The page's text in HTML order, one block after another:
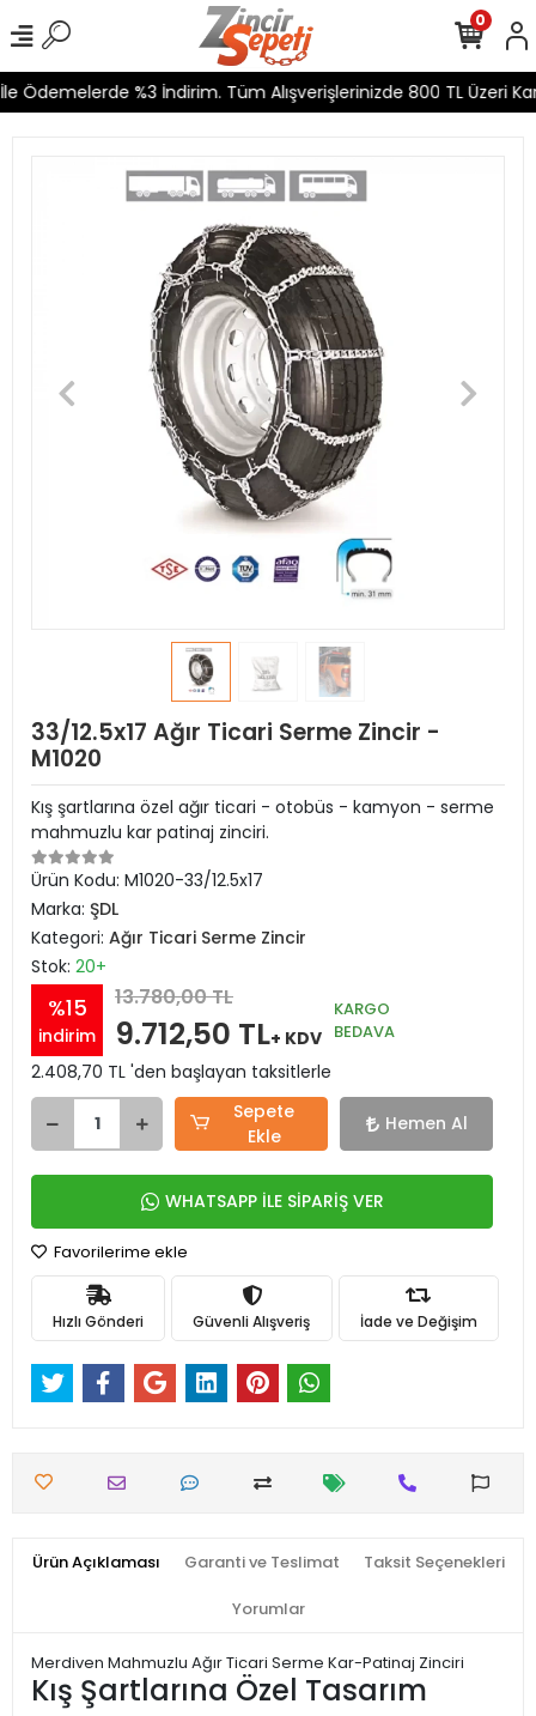
Ödemelerde %3 İndirim. Tüm Alışverişlerinizde 800 TL Üzeri
0
33/12.5x17 Ağır Ticari Serme Zincir -
M1020
Kış şartlarına özel ağır ticari - otobüs - kamyon - serme
mahmuzlu kar patinaj zinciri.
Ürün Kodu: M1020-33/12.5x17
Marka: ŞDL
Kategori: Ağır Ticari Serme Zincir
Stok: 20+
%15
indirim
13.780,00 TL
9.712,50 TL+ KDV
KARGO
BEDAVA
2.408,70 TL 'den başlayan taksitlerle
Sepete
Ekle
Hemen Al
WHATSAPP İLE SİPARİŞ VER
Favorilerime ekle
Hızlı Gönderi Güvenli Alışveriş İade ve Değişim
Ürün Açıklaması Garanti ve Teslimat Taksit Seçenekleri
Yorumlar
Merdiven Mahmuzlu Ağır Ticari Serme Kar-Patinaj Zinciri
Kış Şartlarına Özel Tasarım